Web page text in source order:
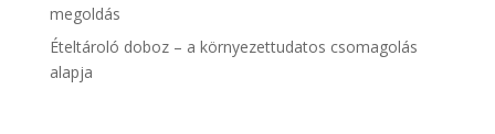
megoldás
Ételtároló doboz – a környezettudatos csomagolás
alapja